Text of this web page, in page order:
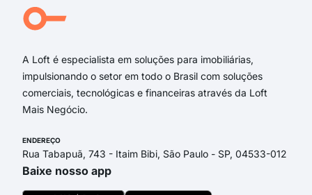
A Loft é especialista em soluções para imobiliárias,
impulsionando o setor em todo o Brasil com soluções
comerciais, tecnológicas e financeiras através da Loft
Mais Negócio.
ENDEREÇO
Rua Tabapuã, 743 - Itaim Bibi, São Paulo - SP, 04533-012
Baixe nosso app